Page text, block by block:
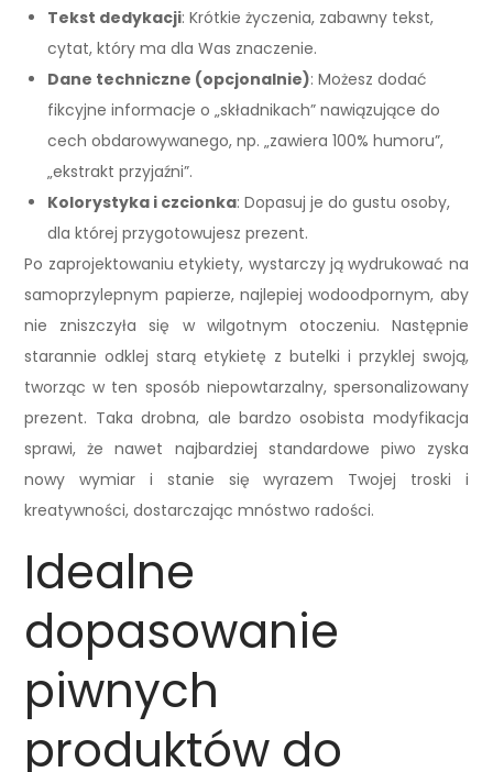
Tekst dedykacji: Krótkie życzenia, zabawny tekst,
cytat, który ma dla Was znaczenie.
Dane techniczne (opcjonalnie): Możesz dodać
fikcyjne informacje o „składnikach” nawiązujące do
cech obdarowywanego, np. „zawiera 100% humoru”,
„ekstrakt przyjaźni”.
Kolorystyka i czcionka: Dopasuj je do gustu osoby,
dla której przygotowujesz prezent.
Po zaprojektowaniu etykiety, wystarczy ją wydrukować na
samoprzylepnym papierze, najlepiej wodoodpornym, aby
nie zniszczyła się w wilgotnym otoczeniu. Następnie
starannie odklej starą etykietę z butelki i przyklej swoją,
tworząc w ten sposób niepowtarzalny, spersonalizowany
prezent. Taka drobna, ale bardzo osobista modyfikacja
sprawi, że nawet najbardziej standardowe piwo zyska
nowy wymiar i stanie się wyrazem Twojej troski i
kreatywności, dostarczając mnóstwo radości.
Idealne
dopasowanie
piwnych
produktów do